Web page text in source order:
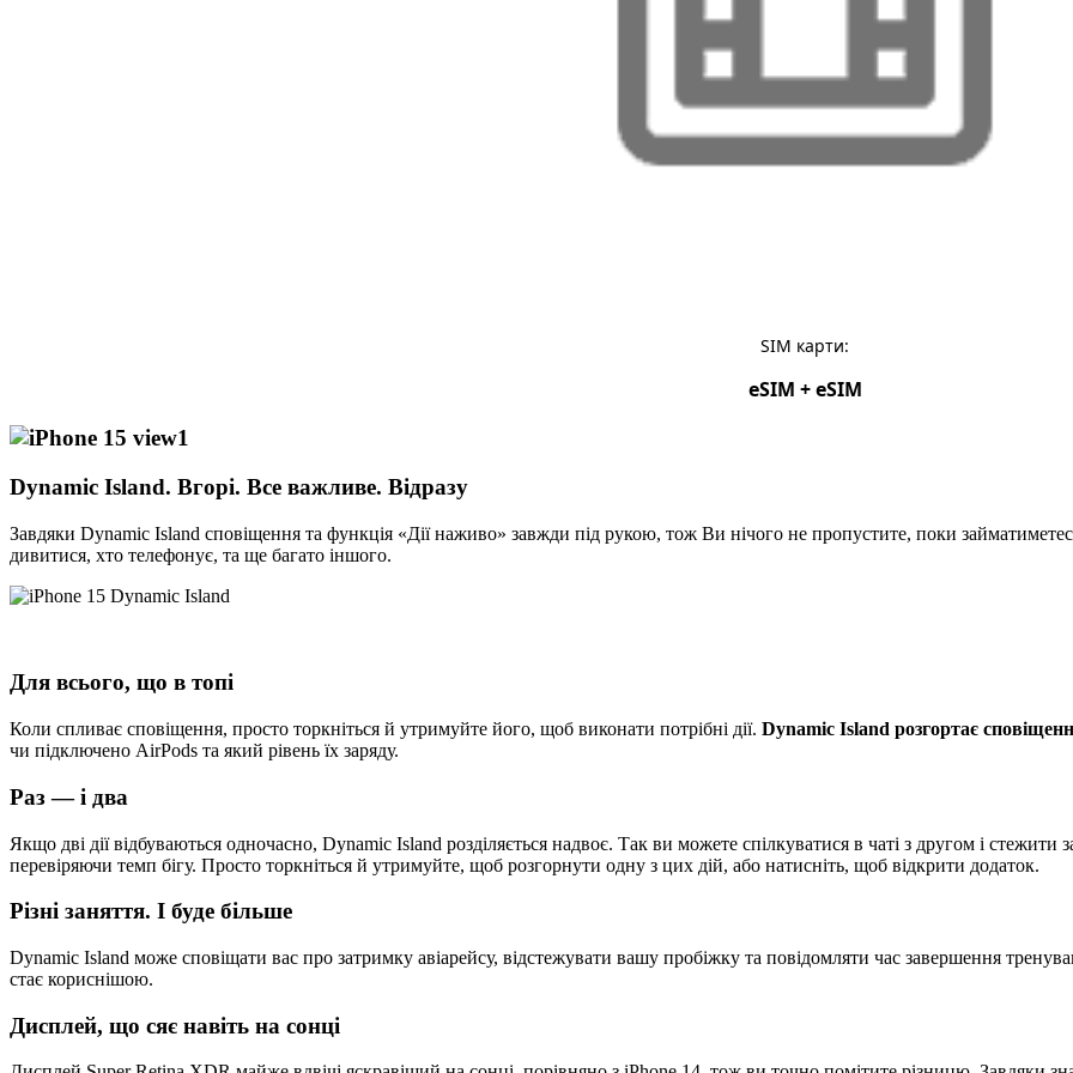
SIM карти:
eSIM + eSIM
Dynamic Island. Вгорі. Все важливе. Відразу
Завдяки Dynamic Island сповіщення та функція «Дії наживо» завжди під рукою, тож Ви нічого не пропустите, поки
дивитися, хто телефонує, та ще багато іншого.
Для всього, що в топі
Коли спливає сповіщення, просто торкніться й утримуйте його, щоб виконати потрібні дії. Dynamic Island розгортає
чи підключено AirPods та який рівень їх заряду.
Раз — і два
Якщо дві дії відбуваються одночасно, Dynamic Island розділяється надвоє. Так ви можете спілкуватися в чаті з другом і
перевіряючи темп бігу. Просто торкніться й утримуйте, щоб розгорнути одну з цих дій, або натисніть, щоб відкрити додаток.
Різні заняття. І буде більше
Dynamic Island може сповіщати вас про затримку авіарейсу, відстежувати вашу пробіжку та повідомляти час завершення
стає кориснішою.
Дисплей, що сяє навіть на сонці